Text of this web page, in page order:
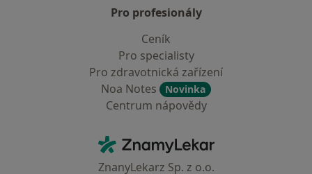
Pro profesionály
Ceník
Pro specialisty
Pro zdravotnická zařízení
Noa Notes
Novinka
Centrum nápovědy
ZnamyLekar - Hlavní stránka
ZnanyLekarz Sp. z o.o.